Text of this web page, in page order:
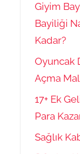
Giyim
Bayiliği
Kadar?
Oyuncak
Açma
17+ Ek
Para
Sağlık